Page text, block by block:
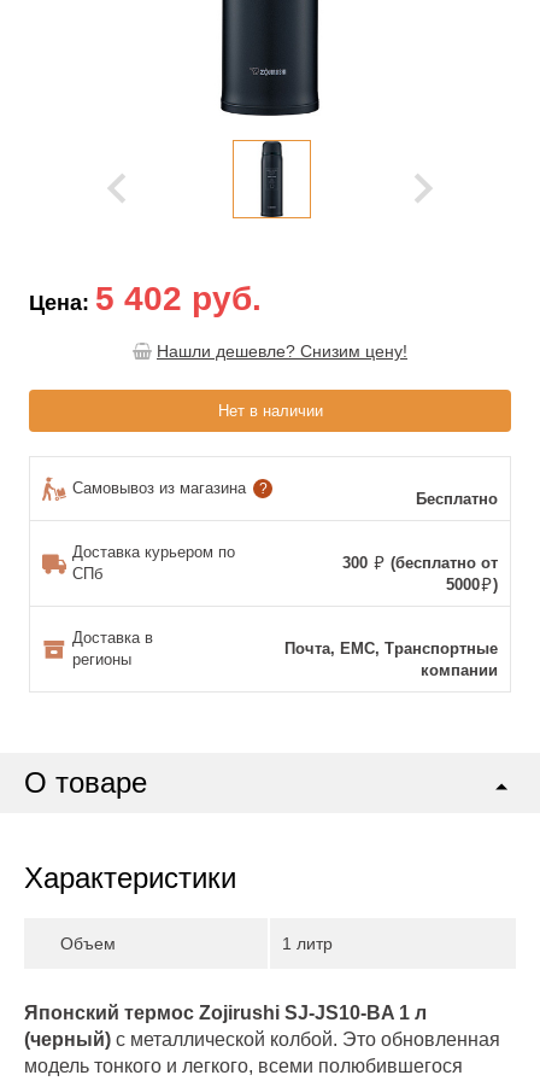
Цена: 5 402 руб.
Нашли дешевле? Снизим цену!
Нет в наличии
Самовывоз из магазина ?
Бесплатно
Доставка курьером по
СПб
300
(бесплатно от
5000
)
Доставка в
регионы
Почта, ЕМС, Транспортные
компании
О товаре
Характеристики
Объем 1 литр
Японский термос Zojirushi SJ-JS10-BA 1 л
(черный) с металлической колбой. Это обновленная
модель тонкого и легкого, всеми полюбившегося